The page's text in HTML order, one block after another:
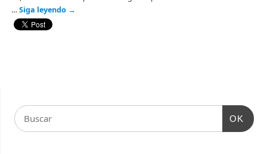
… Siga leyendo →
OK